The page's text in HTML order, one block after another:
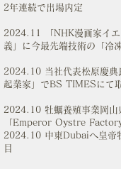
2年連続で出場内定
2024.11 「NHK漫画家イエ
義」に今最先端技術の「冷
2024.10 当社代表松原慶典
起業家」でBS TIMESにて
2024.10 牡蠣養殖事業岡山
「Emperor Oystre
2024.10 中東Dubaiへ皇帝
目